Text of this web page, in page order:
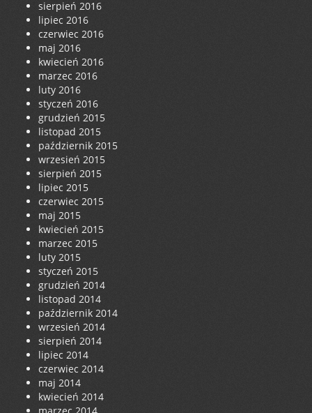
sierpień 2016
lipiec 2016
czerwiec 2016
maj 2016
kwiecień 2016
marzec 2016
luty 2016
styczeń 2016
grudzień 2015
listopad 2015
październik 2015
wrzesień 2015
sierpień 2015
lipiec 2015
czerwiec 2015
maj 2015
kwiecień 2015
marzec 2015
luty 2015
styczeń 2015
grudzień 2014
listopad 2014
październik 2014
wrzesień 2014
sierpień 2014
lipiec 2014
czerwiec 2014
maj 2014
kwiecień 2014